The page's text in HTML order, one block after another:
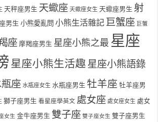
天秤座男生 天蠍座 天蠍座女生 天蠍座男生 射
男生 小熊愛亂問 小熊生活雜記 巨蟹座 巨蟹
座 摩羯座男生 星座小熊之最 星座
星座小熊生活趣 星座小熊語錄
座 水瓶座女生 水瓶座男生 牡羊座 牡羊座男
獅子座男生 看星座學英文 處女座 處女座女生 處女
女生 金牛座男生 雙子座 雙子座女生 雙子座男生